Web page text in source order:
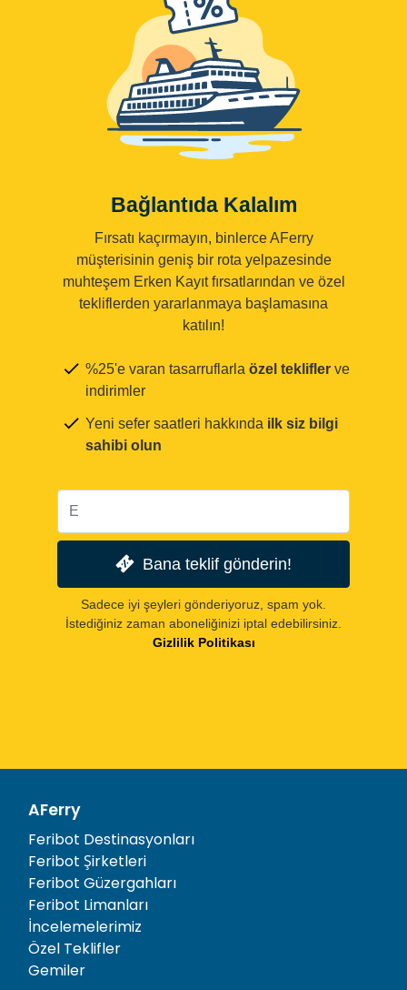
Bağlantıda Kalalım
Fırsatı kaçırmayın, binlerce AFerry
müşterisinin geniş bir rota yelpazesinde
muhteşem Erken Kayıt fırsatlarından ve özel
tekliflerden yararlanmaya başlamasına
katılın!
%25'e varan tasarruflarla özel teklifler ve
indirimler
Yeni sefer saatleri hakkında ilk siz bilgi
sahibi olun
Bana teklif gönderin!
Sadece iyi şeyleri gönderiyoruz, spam yok.
İstediğiniz zaman aboneliğinizi iptal edebilirsiniz.
Gizlilik Politikası
AFerry
Feribot Destinasyonları
Feribot Şirketleri
Feribot Güzergahları
Feribot Limanları
İncelemelerimiz
Özel Teklifler
Gemiler